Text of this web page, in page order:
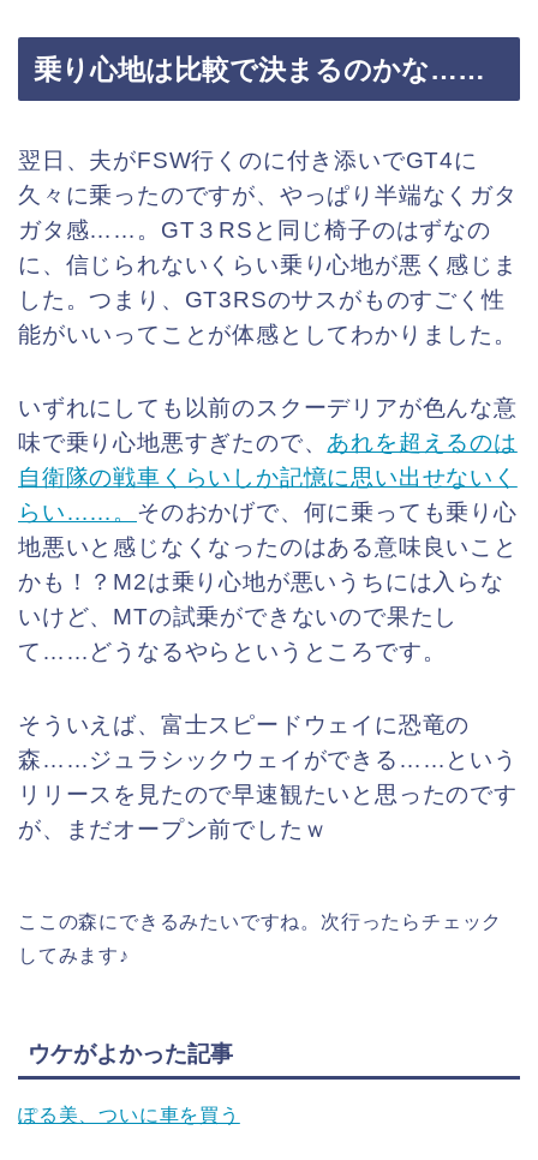
乗り心地は比較で決まるのかな……
翌日、夫がFSW行くのに付き添いでGT4に
久々に乗ったのですが、やっぱり半端なくガタ
ガタ感……。GT３RSと同じ椅子のはずなの
に、信じられないくらい乗り心地が悪く感じま
した。つまり、GT3RSのサスがものすごく性
能がいいってことが体感としてわかりました。
いずれにしても以前のスクーデリアが色んな意
味で乗り心地悪すぎたので、 あれを超えるのは
自衛隊の戦車くらいしか記憶に思い出せないく
らい……。 そのおかげで、何に乗っても乗り心
地悪いと感じなくなったのはある意味良いこと
かも！？M2は乗り心地が悪いうちには入らな
いけど、MTの試乗ができないので果たし
て……どうなるやらというところです。
そういえば、富士スピードウェイに恐竜の
森……ジュラシックウェイができる……という
リリースを見たので早速観たいと思ったのです
が、まだオープン前でしたｗ
ここの森にできるみたいですね。次行ったらチェック
してみます♪
ウケがよかった記事
ぽる美、ついに車を買う